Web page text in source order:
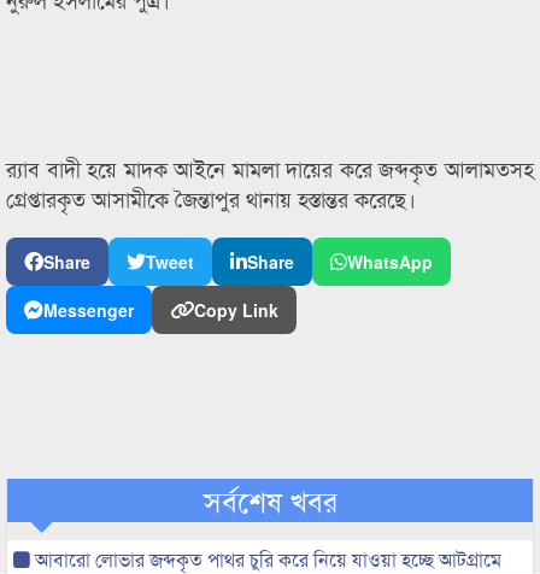
র‌্যাব বাদী হয়ে মাদক আইনে মামলা দায়ের করে জব্দকৃত আলামতসহ
গ্রেপ্তারকৃত আসামীকে জৈন্তাপুর থানায় হস্তান্তর করেছে।
Share Tweet Share
WhatsApp
Messenger
Copy Link
সর্বশেষ খবর
আবারো লোভার জব্দকৃত পাথর চুরি করে নিয়ে যাওয়া হচ্ছে আটগ্রামে